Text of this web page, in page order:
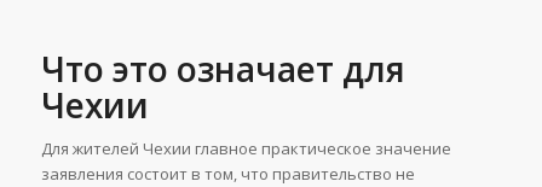
Что это означает для
Чехии
Для жителей Чехии главное практическое значение
заявления состоит в том, что правительство не